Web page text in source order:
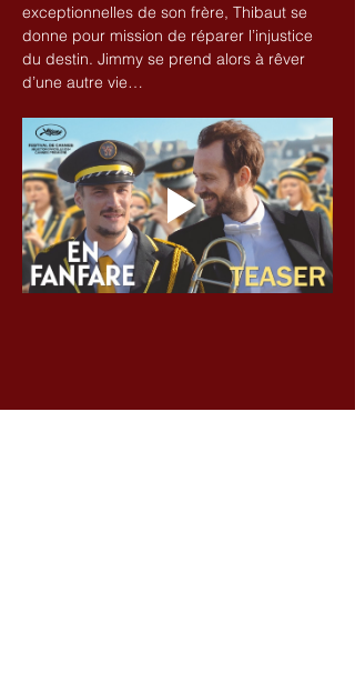
exceptionnelles de son frère, Thibaut se
donne pour mission de réparer l’injustice
du destin. Jimmy se prend alors à rêver
d’une autre vie…